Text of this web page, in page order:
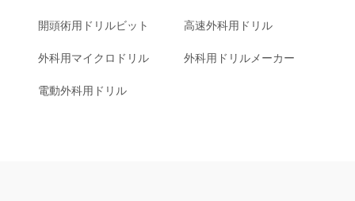
開頭術用ドリルビット 高速外科用ドリル
外科用マイクロドリル 外科用ドリルメーカー
電動外科用ドリル